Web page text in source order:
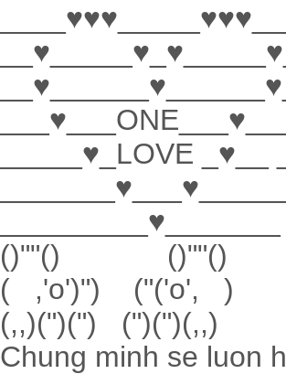
_____♥_LOVE _♥__
_________♥_______
()""() ()""()
( ,'o')") ("('o', )
(,,)(")(") (")(")(,,)
Chung minh se luon